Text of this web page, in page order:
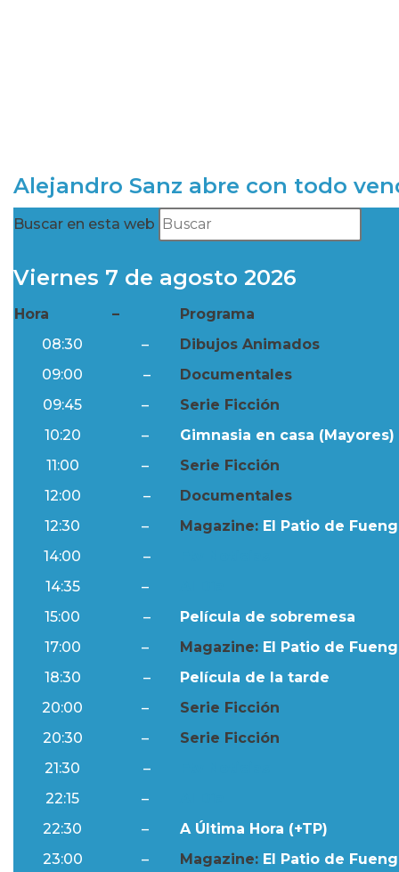
Alejandro Sanz abre con todo
Buscar en esta web
Viernes 7 de agosto 2026
Hora –
Programa
08:30
–
Dibujos Animados
09:00
–
Documentales
09:45
–
Serie Ficción
10:20
–
Gimnasia en casa (Mayores)
11:00
–
Serie Ficción
12:00
–
Documentales
12:30
– Magazine: El Patio de
14:00
–
14:35
–
15:00
–
Película de sobremesa
17:00
– Magazine: El Patio de
18:30
–
Película de la tarde
20:00
–
Serie Ficción
20:30
–
Serie Ficción
21:30
–
22:15
–
22:30
–
A Última Hora (+TP)
23:00
– Magazine: El Patio de